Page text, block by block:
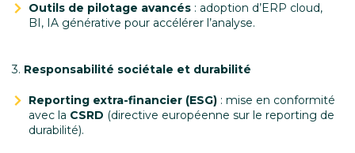
Outils de pilotage avancés : adoption d’ERP cloud,
BI, IA générative pour accélérer l’analyse.
3. Responsabilité sociétale et durabilité
Reporting extra-financier (ESG) : mise en conformité
avec la CSRD (directive européenne sur le reporting de
durabilité).